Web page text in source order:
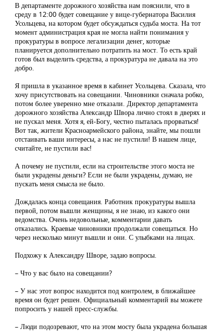
В департаменте дорожного хозяйства нам пояснили, что в
среду в 12:00 будет совещание у вице-губернатора Василия
Усольцева, на котором будет обсуждаться судьба моста. На тот
момент администрация края не могла найти понимания у
прокуратуры в вопросе легализации денег, которые
планируется дополнительно потратить на мост. То есть край
готов был выделить средства, а прокуратура не давала на это
добро.
Я пришла в указанное время в кабинет Усольцева. Сказала, что
хочу присутствовать на совещании. Чиновники сначала робко,
потом более уверенно мне отказали. Директор департамента
дорожного хозяйства Александр Швора лично стоял в дверях и
не пускал меня. Хотя я, ей-Богу, честно пыталась прорваться!
Вот так, жители Красноармейского района, знайте, мы пошли
отстаивать ваши интересы, а нас не пустили! В нашем лице,
считайте, не пустили вас!
А почему не пустили, если на строительстве этого моста не
были украдены деньги? Если не были украдены, думаю, не
пускать меня смысла не было.
Дождалась конца совещания. Работник прокуратуры вышла
первой, потом вышли женщины, я не знаю, из какого они
ведомства. Очень недовольные, комментарии давать
отказались. Краевые чиновники продолжали совещаться. Но
через несколько минут вышли и они. С улыбками на лицах.
Подхожу к Александру Шворе, задаю вопросы.
– Что у вас было на совещании?
– У нас этот вопрос находится под контролем, в ближайшее
время он будет решен. Официальный комментарий вы можете
попросить у нашей пресс-службы.
– Люди подозревают, что на этом мосту была украдена большая